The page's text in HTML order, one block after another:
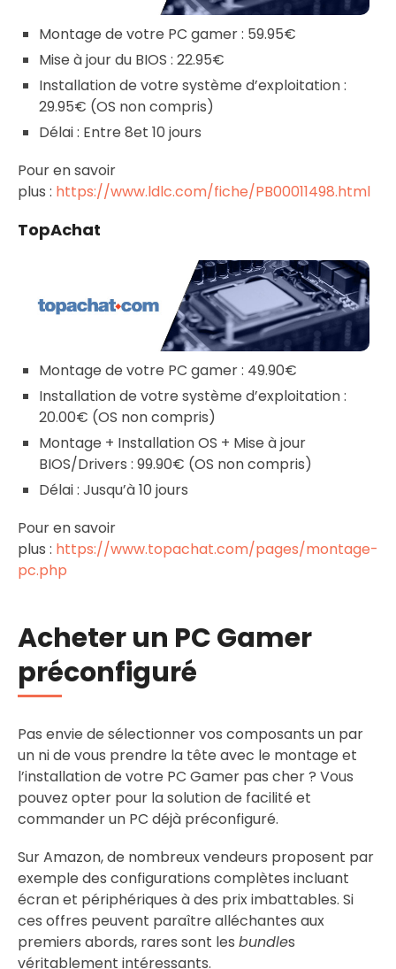
Montage de votre PC gamer : 59.95€
Mise à jour du BIOS : 22.95€
Installation de votre système d’exploitation :
29.95€ (OS non compris)
Délai : Entre 8et 10 jours
Pour en savoir
plus : https://www.ldlc.com/fiche/PB00011498.html
TopAchat
Montage de votre PC gamer : 49.90€
Installation de votre système d’exploitation :
20.00€ (OS non compris)
Montage + Installation OS + Mise à jour
BIOS/Drivers : 99.90€ (OS non compris)
Délai : Jusqu’à 10 jours
Pour en savoir
plus : https://www.topachat.com/pages/montage-
pc.php
Acheter un PC Gamer
préconfiguré
Pas envie de sélectionner vos composants un par
un ni de vous prendre la tête avec le montage et
l’installation de votre PC Gamer pas cher ? Vous
pouvez opter pour la solution de facilité et
commander un PC déjà préconfiguré.
Sur Amazon, de nombreux vendeurs proposent par
exemple des configurations complètes incluant
écran et périphériques à des prix imbattables. Si
ces offres peuvent paraître alléchantes aux
premiers abords, rares sont les bundles
véritablement intéressants.